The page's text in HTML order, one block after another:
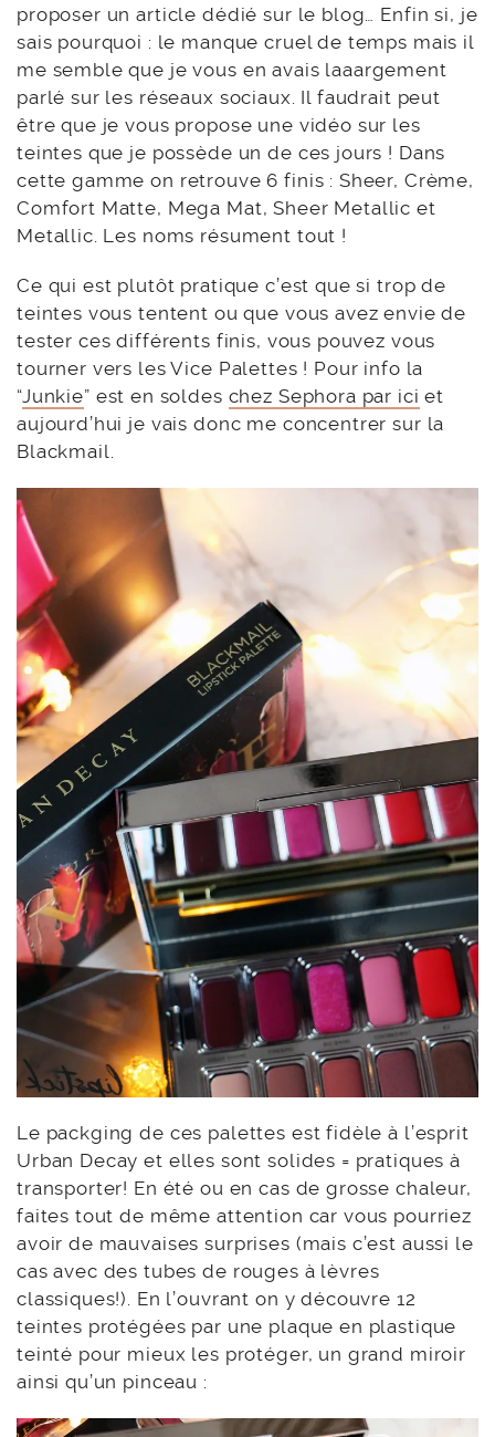
proposer un article dédié sur le blog… Enfin si, je
sais pourquoi : le manque cruel de temps mais il
me semble que je vous en avais laaargement
parlé sur les réseaux sociaux. Il faudrait peut
être que je vous propose une vidéo sur les
teintes que je possède un de ces jours ! Dans
cette gamme on retrouve 6 finis : Sheer, Crème,
Comfort Matte, Mega Mat, Sheer Metallic et
Metallic. Les noms résument tout !
Ce qui est plutôt pratique c’est que si trop de
teintes vous tentent ou que vous avez envie de
tester ces différents finis, vous pouvez vous
tourner vers les Vice Palettes ! Pour info la
“Junkie” est en soldes chez Sephora par ici et
aujourd’hui je vais donc me concentrer sur la
Blackmail.
Le packging de ces palettes est fidèle à l’esprit
Urban Decay et elles sont solides = pratiques à
transporter! En été ou en cas de grosse chaleur,
faites tout de même attention car vous pourriez
avoir de mauvaises surprises (mais c’est aussi le
cas avec des tubes de rouges à lèvres
classiques!). En l’ouvrant on y découvre 12
teintes protégées par une plaque en plastique
teinté pour mieux les protéger, un grand miroir
ainsi qu’un pinceau :